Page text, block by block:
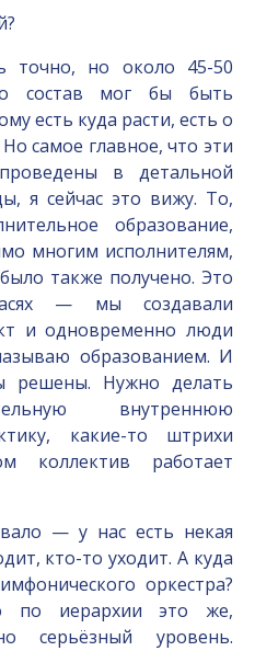
точно, но около 45-50
состав мог бы быть
есть куда расти, есть о
самое главное, что эти
в детальной
я сейчас это вижу. То,
образование,
многим исполнителям,
также получено. Это
— мы создавали
и одновременно люди
образованием. И
решены. Нужно делать
внутреннюю
какие-то штрихи
коллектив работает
— у нас есть некая
кто-то уходит. А куда
оркестра?
по иерархии это же,
серьёзный уровень.